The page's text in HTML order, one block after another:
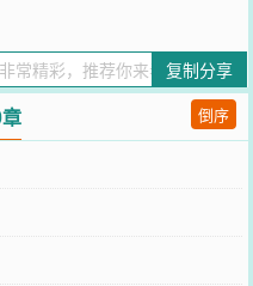
然听闻，不久前送到他床上的
息传出后，圈内四下哗然。如
没人想过这两个八竿子打不着
心忡忡，连周灵昀身边的人都
后来两人分手的消息传出。有
二的继承人，喝得烂醉拉着小
我？”下一秒。“是我错了。”男
”伪·浪子真腹黑＆温和兔系·说
孙失踪的消息在港城各大
数亿。晚上九点，褚夏在返家
与新闻呈现的照片毫无二致
复制分享
倒序